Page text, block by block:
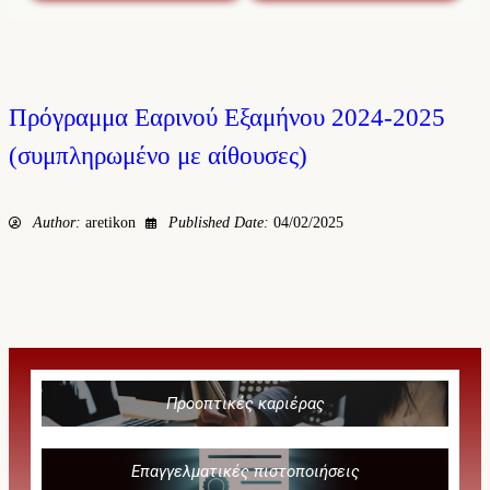
Πρόγραμμα Εαρινού Εξαμήνου 2024-2025
(συμπληρωμένο με αίθουσες)
Author: aretikon Published Date: 04/02/2025
Προοπτικές καριέρας
Επαγγελματικές πιστοποιήσεις